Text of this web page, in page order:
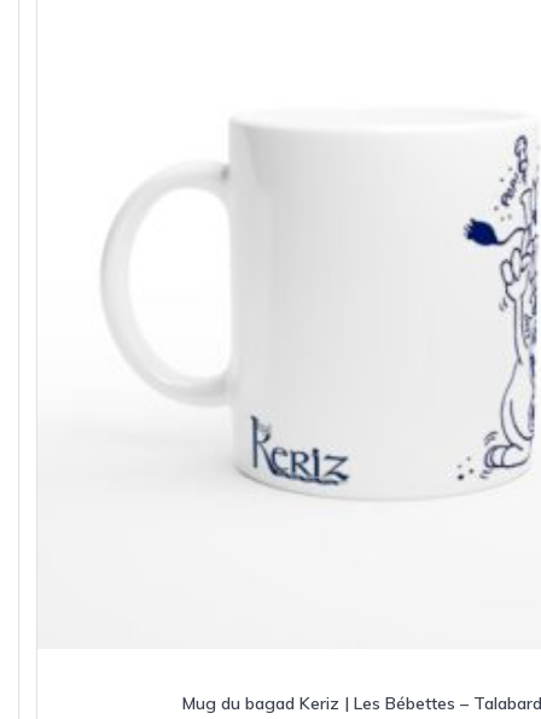
Mug du bagad Keriz | Les Bébettes –